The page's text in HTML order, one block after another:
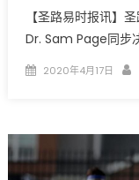
【圣路易时报讯】
Dr. Sam Page同步
Posted
2020年4月17日